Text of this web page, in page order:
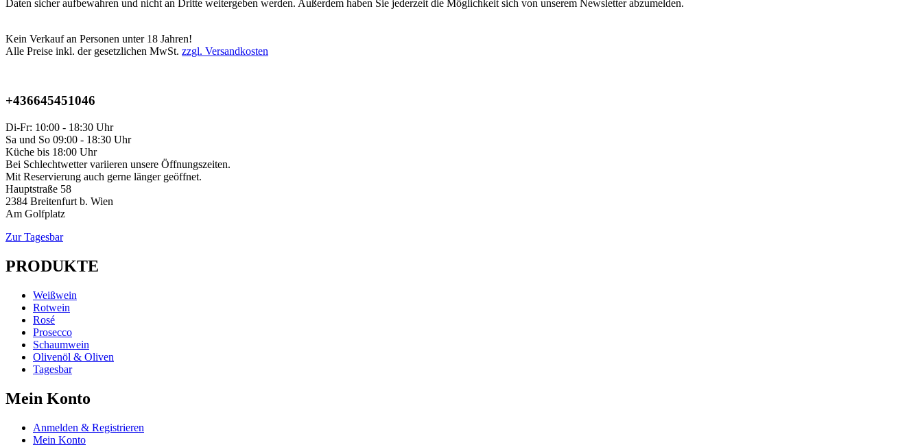
Daten sicher aufbewahren und nicht an Dritte weitergeben werden. Außerdem haben Sie jederzeit die Möglichkeit sich von unserem Newsletter abzumelden.
Kein Verkauf an Personen unter 18 Jahren!
Alle Preise inkl. der gesetzlichen MwSt. zzgl. Versandkosten
+436645451046
Di-Fr: 10:00 - 18:30 Uhr
Sa und So 09:00 - 18:30 Uhr
Küche bis 18:00 Uhr
Bei Schlechtwetter variieren unsere Öffnungszeiten.
Mit Reservierung auch gerne länger geöffnet.
Hauptstraße 58
2384 Breitenfurt b. Wien
Am Golfplatz
Zur Tagesbar
PRODUKTE
Weißwein
Rotwein
Rosé
Prosecco
Schaumwein
Olivenöl & Oliven
Tagesbar
Mein Konto
Anmelden & Registrieren
Mein Konto